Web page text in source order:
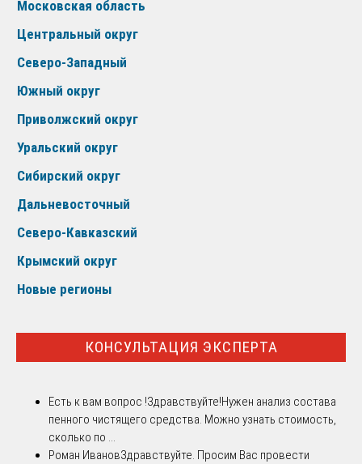
Московская область
Центральный округ
Северо-Западный
Южный округ
Приволжский округ
Уральский округ
Сибирский округ
Дальневосточный
Северо-Кавказский
Крымский округ
Новые регионы
КОНСУЛЬТАЦИЯ ЭКСПЕРТА
Есть к вам вопрос !Здравствуйте!Нужен анализ состава
пенного чистящего средства. Можно узнать стоимость,
сколько по ...
Роман ИвановЗдравствуйте. Просим Вас провести